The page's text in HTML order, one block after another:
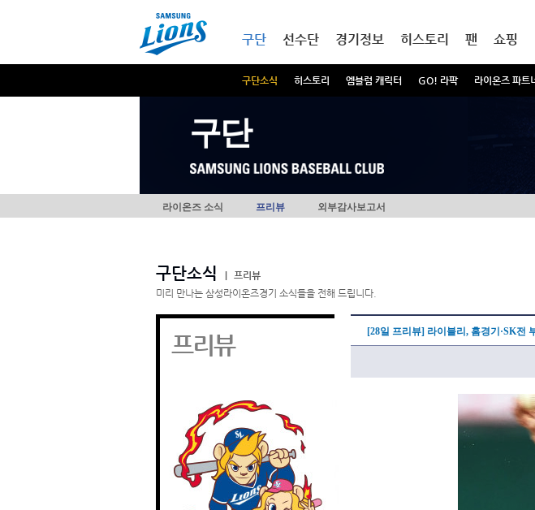
구단
구단소식 히스토리 엠블럼 캐릭터 GO! 라팍 라이온즈 파트
선수단 경기정보 히스토리 팬 쇼핑
구단
라이온즈 소식 프리뷰 외부감사보고서
구단소식
프리뷰
미리 만나는 삼성라이온즈경기 소식들을 전해 드립니다.
프리뷰 [28일 프리뷰] 라이블리, 홈경기·SK전